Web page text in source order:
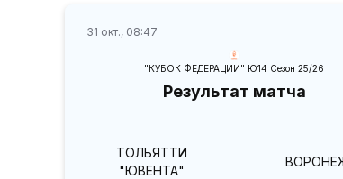
31 окт., 08:47
"КУБОК ФЕДЕРАЦИИ" Ю14 Сезон 25/26
Результат матча
ТОЛЬЯТТИ
"ЮВЕНТА"